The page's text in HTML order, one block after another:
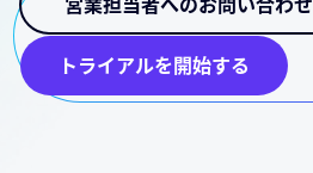
トライアルを開始する